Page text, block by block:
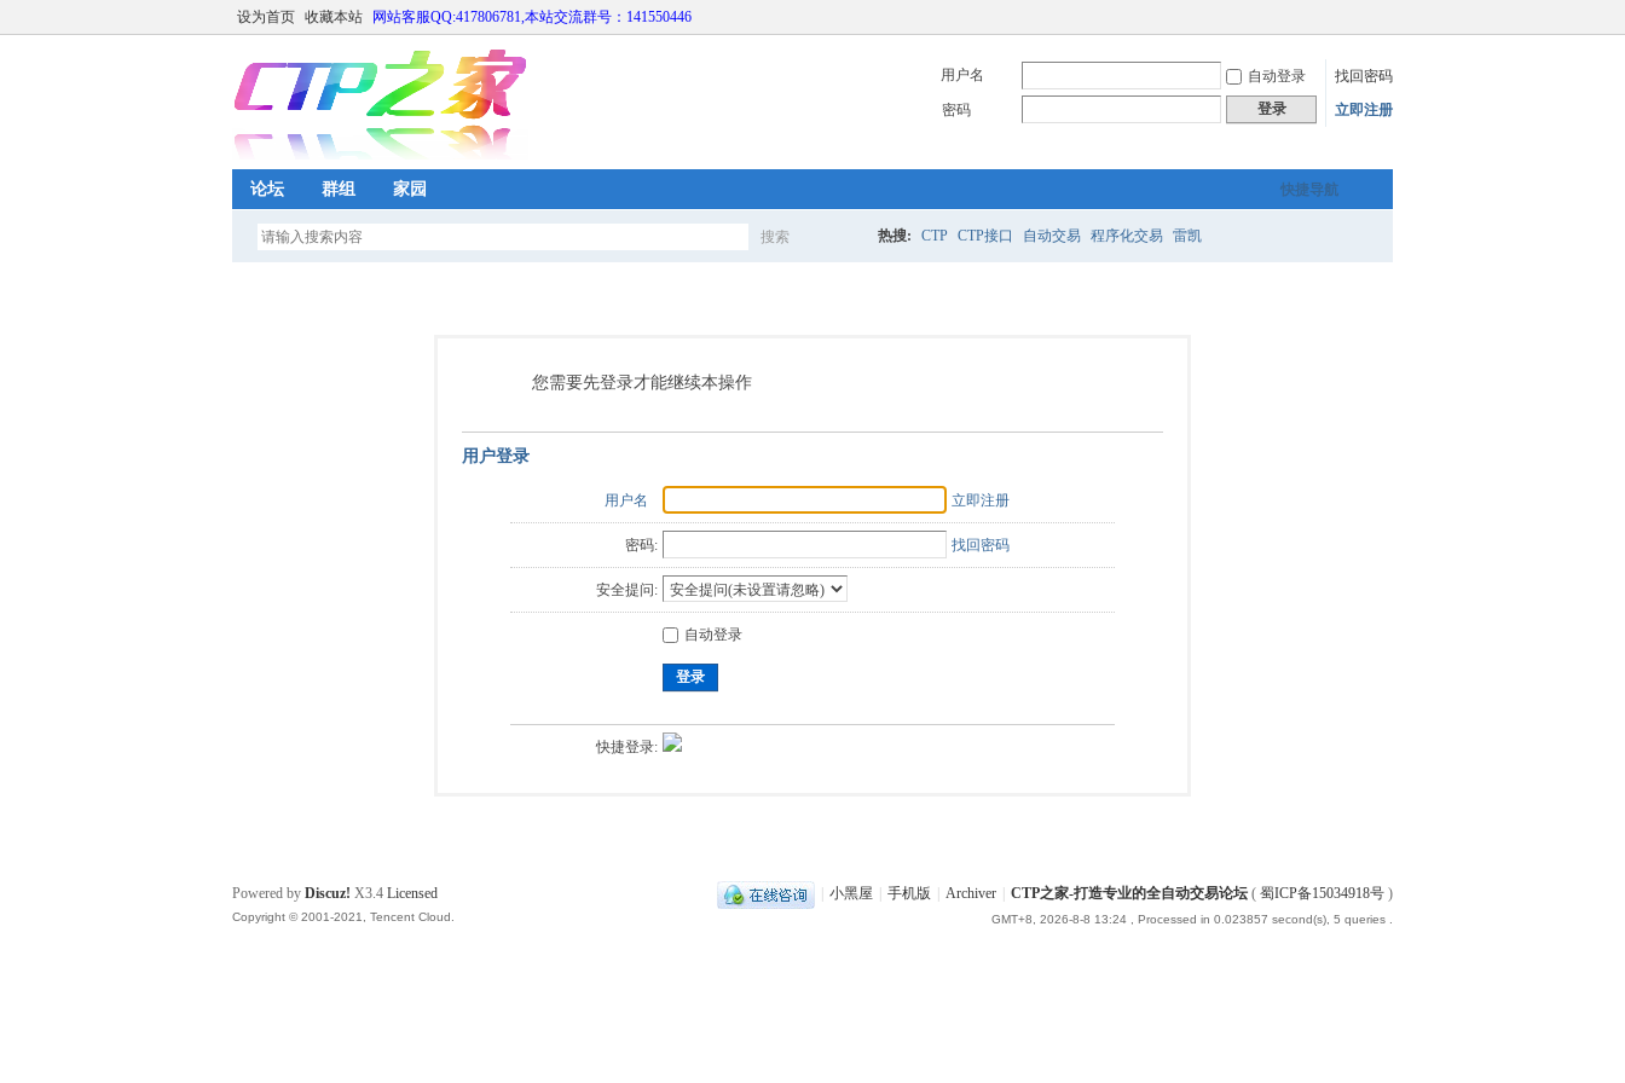
设为首页 收藏本站 网站客服QQ:417806781,本站交流群号：141550446
用户名 自动登录
找回密码
密码
登录 立即注册
快捷导航
论坛 群组 家园
搜索 热搜: CTP CTP接口 自动交易 程序化交易 雷凯
您需要先登录才能继续本操作
用户登录
用户名 立即注册
密码: 找回密码
安全提问:
自动登录
登录
快捷登录:
小黑屋 手机版 Archiver CTP之家-打造专业的全自动交易论坛 ( 蜀ICP备15034918号 )
GMT+8, 2026-8-8 13:24 , Processed in 0.023857 second(s), 5 queries .
Powered by Discuz! X3.4 Licensed
Copyright © 2001-2021, Tencent Cloud.